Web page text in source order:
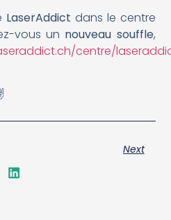
LaserAddict dans le centre
vous un nouveau souffle,
centre/
Next